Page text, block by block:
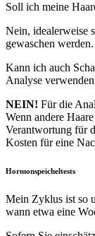
Soll ich meine
Nein, idealerweise
gewaschen werden.
Kann ich auch
Analyse
NEIN! Für die
Wenn andere
Verantwortung für
Kosten für eine
Hormonspeicheltests
Mein Zyklus ist so
wann etwa eine